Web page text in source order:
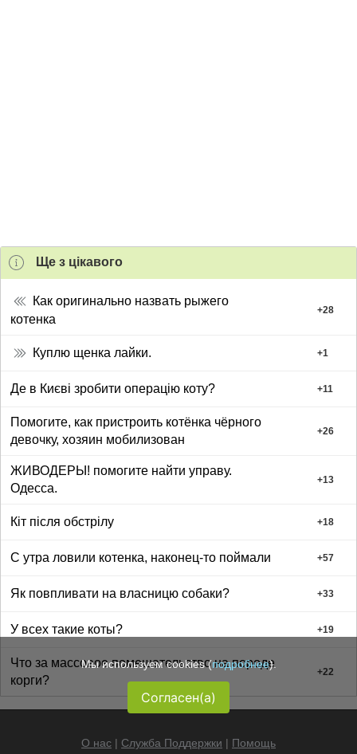
Ще з цiкавого
Как оригинально назвать рыжего
котенка
+28
Куплю щенка лайки. +1
Де в Києві зробити операцію коту? +11
Помогите, как пристроить котёнка чёрного
девочку, хозяин мобилизован
+26
ЖИВОДЕРЫ! помогите найти управу.
Одесса.
+13
Кіт після обстрілу +18
С утра ловили котенка, наконец-то поймали +57
Як повпливати на власницю собаки? +33
У всех такие коты? +19
Что за массовое помешательство на породе
корги?
+22
О нас | Служба Поддержки | Помощь
Мы используем cookies (подробнее).
Согласен(а)